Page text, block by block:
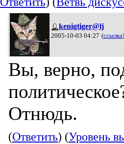
kenigtiger@lj
2005-10-03 04:27 (ссылка)
Вы, верно,
Отнюдь.
(Ответить) (Уровень